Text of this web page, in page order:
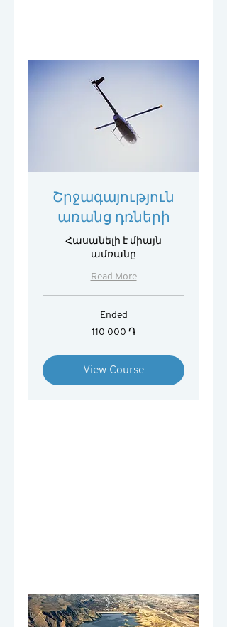
Շրջագայություն
առանց դռների
Հասանելի է միայն
ամռանը
Read More
Ended
110 000 ֏
View Course